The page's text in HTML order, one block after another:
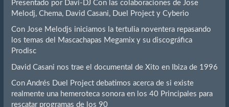
Presentado por Davi-DJ Con las colaboraciones de Jose
Melodj, Chema, David Casani, Duel Project y Cyberio
Con Jose Melodjs iniciamos la tertulia noventera repasando
los temas del Mascachapas Megamix y su discográfica
Prodisc
David Casani nos trae el documental de Xito en Ibiza de 1996
Con Andrés Duel Project debatimos acerca de si existe
realmente una hemeroteca sonora en los 40 Principales para
rescatar programas de los 90